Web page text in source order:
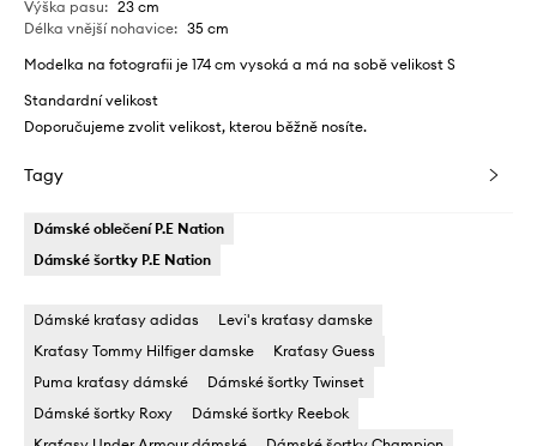
Výška pasu: 23 cm
Délka vnější nohavice: 35 cm
Modelka na fotografii je 174 cm vysoká a má na sobě velikost S
Standardní velikost
Doporučujeme zvolit velikost, kterou běžně nosíte.
Tagy
Dámské oblečení P.E Nation
Dámské šortky P.E Nation
Dámské kraťasy adidas
Levi's kraťasy damske
Kraťasy Tommy Hilfiger damske
Kraťasy Guess
Puma kraťasy dámské
Dámské šortky Twinset
Dámské šortky Roxy
Dámské šortky Reebok